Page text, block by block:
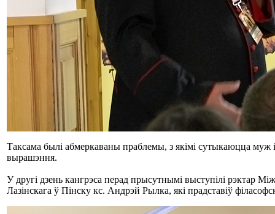
Таксама былі абмеркаваны праблемы, з якімі сутыкаюцца муж
вырашэння.
У другі дзень кангрэса перад прысутнымі выступілі рэктар
Лазінскага ў Пінску кс. Андрэй Рылка, які прадставіў